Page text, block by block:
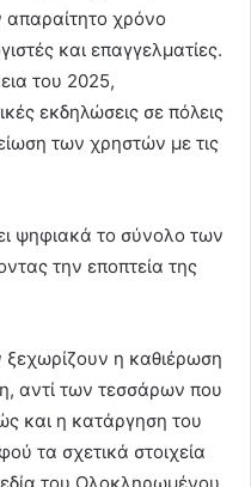
απαραίτητο χρόνο
και επαγγελματίες.
του 2025,
εκδηλώσεις σε πόλεις
των χρηστών με τις
ψηφιακά το σύνολο των
την εποπτεία της
η καθιέρωση
αντί των τεσσάρων που
και η κατάργηση του
τα σχετικά στοιχεία